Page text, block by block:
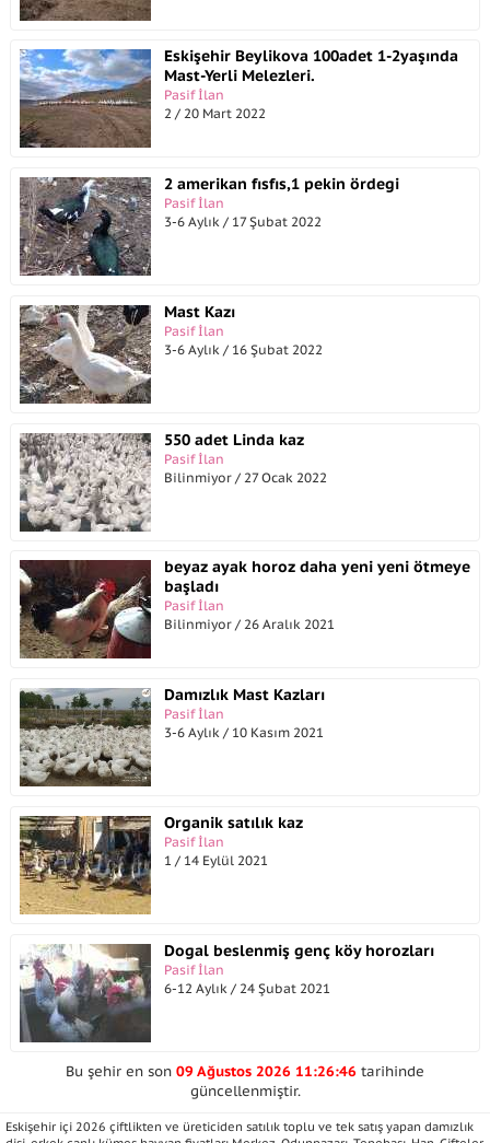
Eskişehir Beylikova 100adet 1-2yaşında
Mast-Yerli Melezleri.
Pasif İlan
2 / 20 Mart 2022
2 amerikan fısfıs,1 pekin ördegi
Pasif İlan
3-6 Aylık / 17 Şubat 2022
Mast Kazı
Pasif İlan
3-6 Aylık / 16 Şubat 2022
550 adet Linda kaz
Pasif İlan
Bilinmiyor / 27 Ocak 2022
beyaz ayak horoz daha yeni yeni ötmeye
başladı
Pasif İlan
Bilinmiyor / 26 Aralık 2021
Damızlık Mast Kazları
Pasif İlan
3-6 Aylık / 10 Kasım 2021
Organik satılık kaz
Pasif İlan
1 / 14 Eylül 2021
Dogal beslenmiş genç köy horozları
Pasif İlan
6-12 Aylık / 24 Şubat 2021
Bu şehir en son 09 Ağustos 2026 11:26:46 tarihinde
güncellenmiştir.
Eskişehir içi 2026 çiftlikten ve üreticiden satılık toplu ve tek satış yapan damızlık